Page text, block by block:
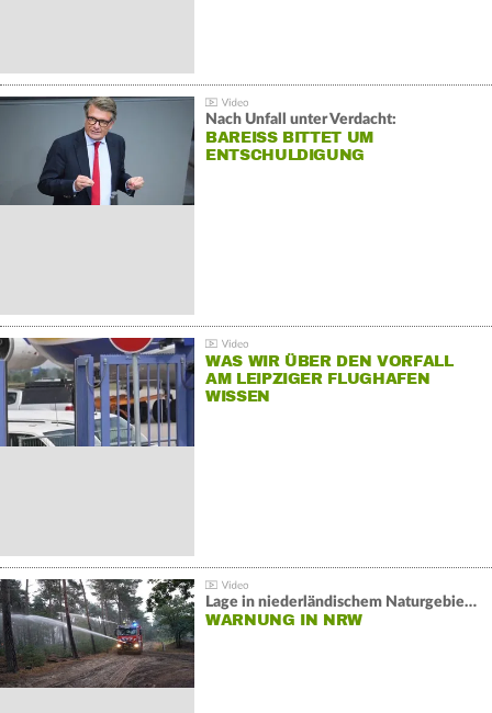
Nach Unfall unter Verdacht:
BAREISS BITTET UM E
NTSCHULDIGUNG
WAS WIR ÜBER DEN VORFALL
AM LEIPZIGER FLUGHAFEN
WISSEN
Lage in niederländischem Naturgebiet stabil
WARNUNG IN NRW